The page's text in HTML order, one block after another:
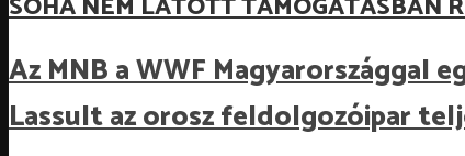
Az MNB a WWF Magyarországgal
Lassult az orosz feldolgozóipar